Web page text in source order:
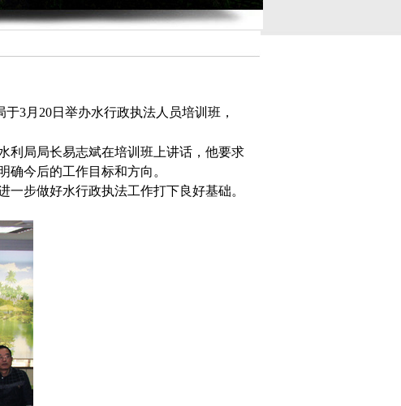
于3月 20日举办水行政执法人员培训班，
利局局长易志斌在培训班上讲话，他要求
今后的工作目标和方向。
步做好水行政执法工作打下良好基础。